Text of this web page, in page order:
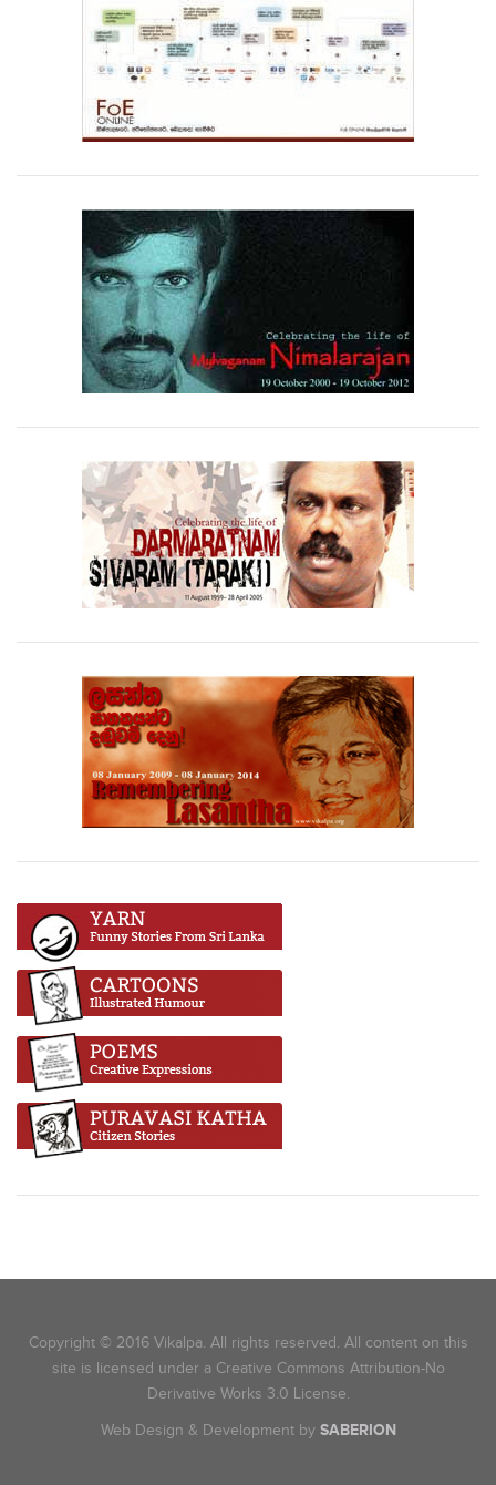
Copyright © 2016 Vikalpa. All rights reserved. All content on this
site is licensed under a Creative Commons Attribution-No
Derivative Works 3.0 License.
Web Design & Development by SABERION